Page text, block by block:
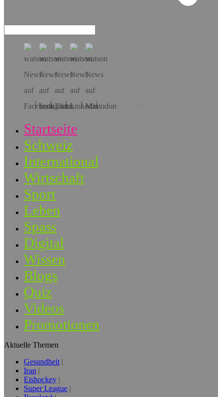
Hol dir die App!
Startseite
Schweiz
International
Wirtschaft
Sport
Leben
Spass
Digital
Wissen
Blogs
Quiz
Videos
Promotionen
Aktuelle Themen
Gesundheit
Iran
Eishockey
Super League